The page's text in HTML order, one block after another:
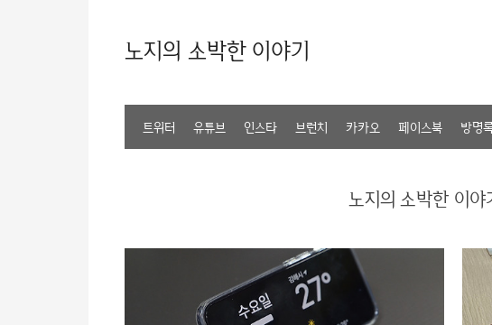
노지의 소박한 이야기
트위터 유튜브 인스타 브런치 카카오 페이스북 방명
노지의 소박한 이